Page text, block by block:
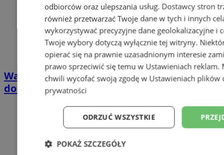
Wakacyjny wypoczynek nad Bałtykiem w
domkach Szmaragdowe Morze
odbiorców oraz ulepszania usług. Dostawcy stron
również przetwarzać Twoje dane w tych i innych
wykorzystywać precyzyjne dane geolokalizacyjne i
Twoje wybory dotyczą wyłącznie tej witryny.
opierać się na prawnie uzasadnionym interesie
prawo sprzeciwić się temu w Ustawieniach reklam.
chwili wycofać swoją zgodę w Ustawieniach plików
prywatności
ODRZUĆ WSZYSTKIE
POKAŻ SZCZEGÓŁY